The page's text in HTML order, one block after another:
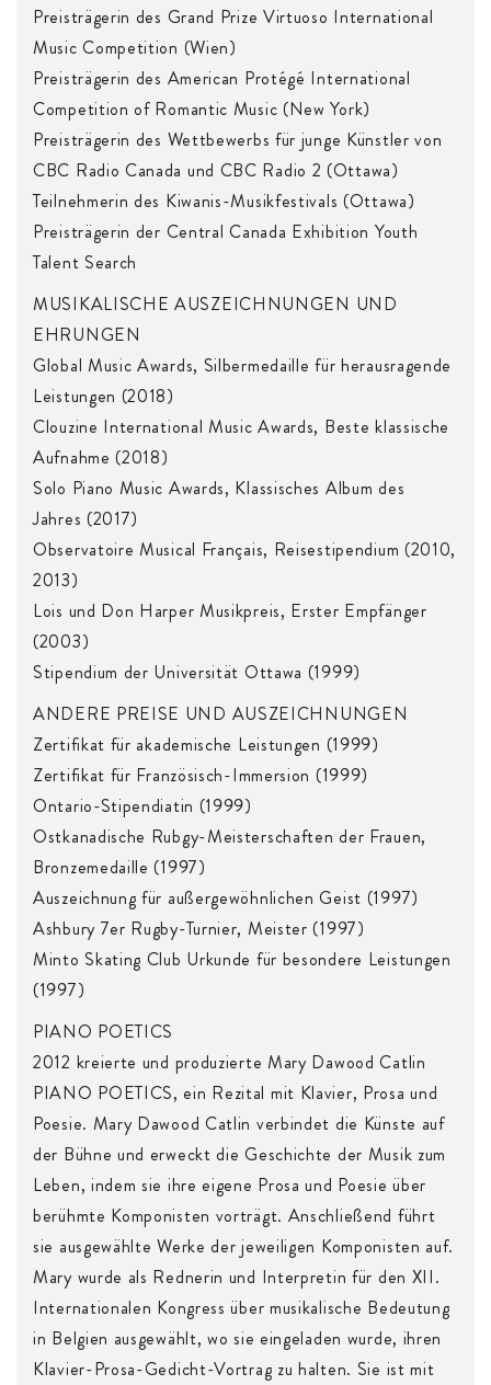
Preisträgerin des Grand Prize Virtuoso International
Music Competition (Wien)
Preisträgerin des American Protégé International
Competition of Romantic Music (New York)
Preisträgerin des Wettbewerbs für junge Künstler von
CBC Radio Canada und CBC Radio 2 (Ottawa)
Teilnehmerin des Kiwanis-Musikfestivals (Ottawa)
Preisträgerin der Central Canada Exhibition Youth
Talent Search
MUSIKALISCHE AUSZEICHNUNGEN UND
EHRUNGEN
Global Music Awards, Silbermedaille für herausragende
Leistungen (2018)
Clouzine International Music Awards, Beste klassische
Aufnahme (2018)
Solo Piano Music Awards, Klassisches Album des
Jahres (2017)
Observatoire Musical Français, Reisestipendium (2010,
2013)
Lois und Don Harper Musikpreis, Erster Empfänger
(2003)
Stipendium der Universität Ottawa (1999)
ANDERE PREISE UND AUSZEICHNUNGEN
Zertifikat für akademische Leistungen (1999)
Zertifikat für Französisch-Immersion (1999)
Ontario-Stipendiatin (1999)
Ostkanadische Rubgy-Meisterschaften der Frauen,
Bronzemedaille (1997)
Auszeichnung für außergewöhnlichen Geist (1997)
Ashbury 7er Rugby-Turnier, Meister (1997)
Minto Skating Club Urkunde für besondere Leistungen
(1997)
PIANO POETICS
2012 kreierte und produzierte Mary Dawood Catlin
PIANO POETICS, ein Rezital mit Klavier, Prosa und
Poesie. Mary Dawood Catlin verbindet die Künste auf
der Bühne und erweckt die Geschichte der Musik zum
Leben, indem sie ihre eigene Prosa und Poesie über
berühmte Komponisten vorträgt. Anschließend führt
sie ausgewählte Werke der jeweiligen Komponisten auf.
Mary wurde als Rednerin und Interpretin für den XII.
Internationalen Kongress über musikalische Bedeutung
in Belgien ausgewählt, wo sie eingeladen wurde, ihren
Klavier-Prosa-Gedicht-Vortrag zu halten. Sie ist mit